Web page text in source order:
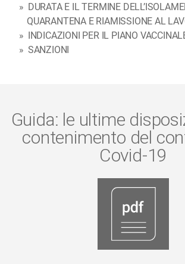
DURATA E IL TERMINE
QUARANTENA E RIAMISSIONE AL
INDICAZIONI PER IL PIANO
SANZIONI
Guida: le ultime
contenimento del
Covid-19